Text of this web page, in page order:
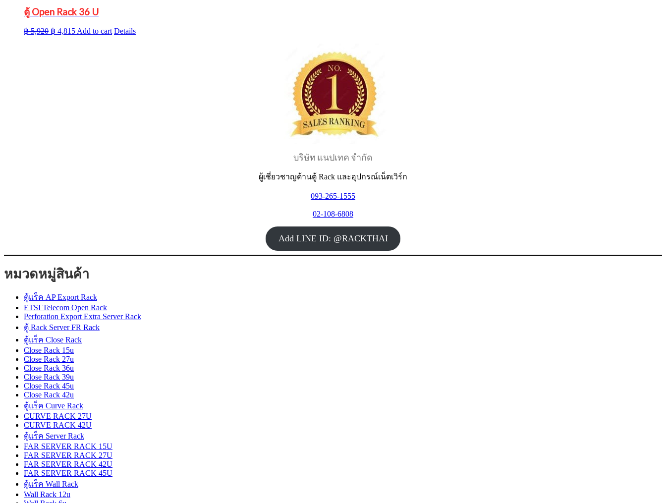
ตู้ Open Rack 36 U
฿5,920 Original
฿ 4,815Current
Add to cart Details
บริษัท แนปเทค จำกัด
ผู้เชี่ยวชาญด้านตู้ Rack และอุปกรณ์เน็ตเวิร์ก
093-265-1555
02-108-6808
Add LINE ID: @RACKTHAI
หมวดหมู่สินค้า
ตู้แร็ค AP Export Rack
ETSI Telecom Open Rack
Perforation Export Extra Server Rack
ตู้ Rack Server FR Rack
ตู้แร็ค Close Rack
Close Rack 15u
Close Rack 27u
Close Rack 36u
Close Rack 39u
Close Rack 45u
Close Rack 42u
ตู้แร็ค Curve Rack
CURVE RACK 27U
CURVE RACK 42U
ตู้แร็ค Server Rack
FAR SERVER RACK 15U
FAR SERVER RACK 27U
FAR SERVER RACK 42U
FAR SERVER RACK 45U
ตู้แร็ค Wall Rack
Wall Rack 12u